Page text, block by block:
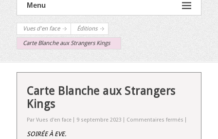
Menu
Vues d'en face Éditions
Carte Blanche aux Strangers Kings
Carte Blanche aux Strangers
Kings
Par Vues d'en face 9 septembre 2023 Commentaires fermés sur
SOIRÉE À EVE.